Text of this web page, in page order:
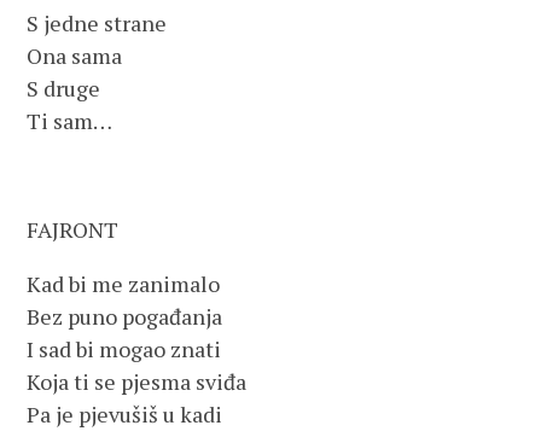
S jedne strane
Ona sama
S druge
Ti sam…
FAJRONT
Kad bi me zanimalo
Bez puno pogađanja
I sad bi mogao znati
Koja ti se pjesma sviđa
Pa je pjevušiš u kadi